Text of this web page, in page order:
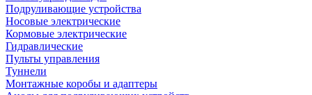
Подруливающие устройства
Носовые электрические
Кормовые электрические
Гидравлические
Пульты управления
Туннели
Монтажные коробы и адаптеры